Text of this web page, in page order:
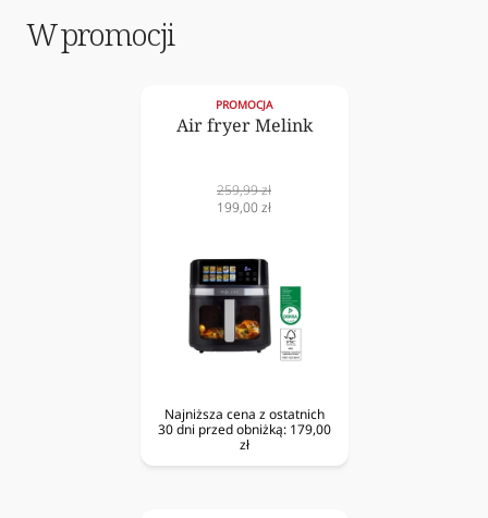
W promocji
PROMOCJA
Air fryer Melink
Cena
normalna
259,99 zł
Cena
199,00 zł
Najniższa cena z ostatnich
30 dni przed obniżką: 179,00
zł